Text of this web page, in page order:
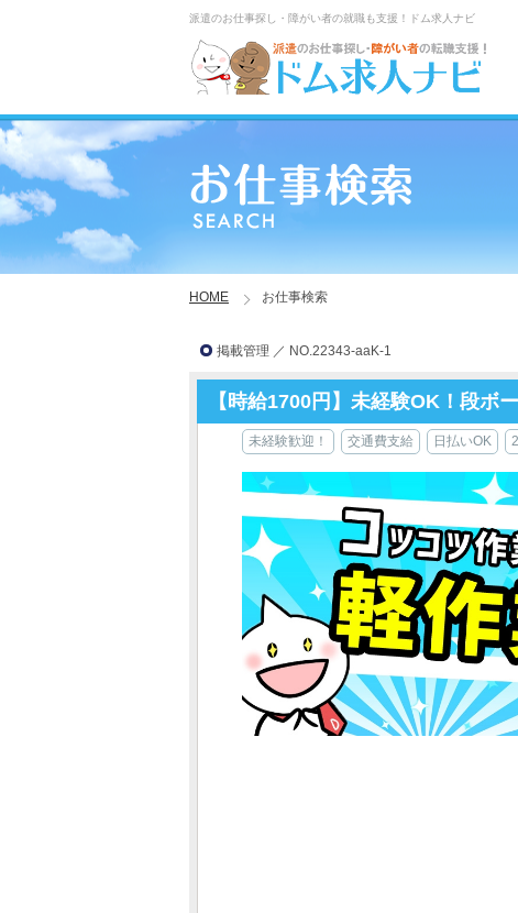
派遣のお仕事探し・障がい者の就職も支援！ドム求人ナビ
HOME お仕事検索
掲載管理 ／ NO.22343-aaK-1
【時給1700円】未経験OK！段
未経験歓迎！ 交通費支給 日払いOK